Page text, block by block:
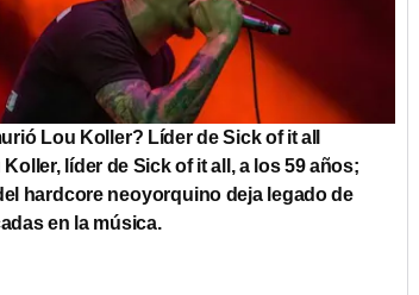
Lou Koller? Líder de Sick of it all
Koller, líder de Sick of it all, a los 59 años;
hardcore neoyorquino deja legado de
en la música.